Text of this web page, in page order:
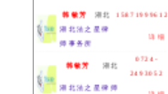
韩敏芳 湖北
15871999612
湖北法之星律
师事务所
详细
韩敏芳 湖北
0724-
2493052
湖北法之星律师
详细